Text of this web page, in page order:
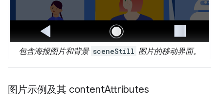
包含海报图片和背景 sceneStill 图片的移动界面。
图片示例及其 contentAttributes